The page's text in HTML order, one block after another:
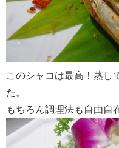
このシャコは最高！蒸し
た。
もちろん調理法も自由自